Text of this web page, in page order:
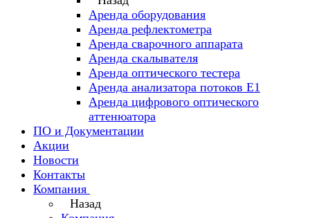
Аренда оборудования
Аренда рефлектометра
Аренда сварочного аппарата
Аренда скалывателя
Аренда оптического тестера
Аренда анализатора потоков Е1
Аренда цифрового оптического
аттенюатора
ПО и Документации
Акции
Новости
Контакты
Компания
Назад